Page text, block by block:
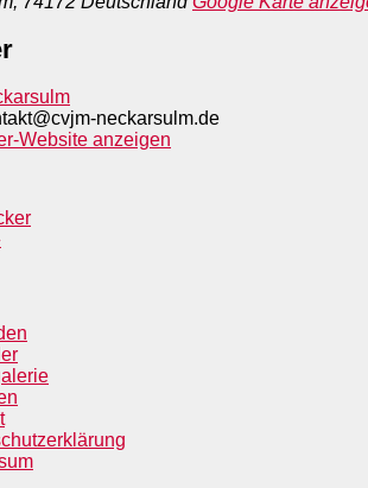
neckarsulm.de
Website anzeigen